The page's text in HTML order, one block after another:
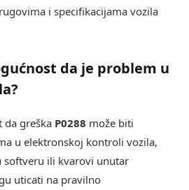
i specifikacijama vozila
da je problem u
da greška P0288 može biti
u elektronskoj kontroli vozila,
softveru ili kvarovi unutar
uticati na pravilno